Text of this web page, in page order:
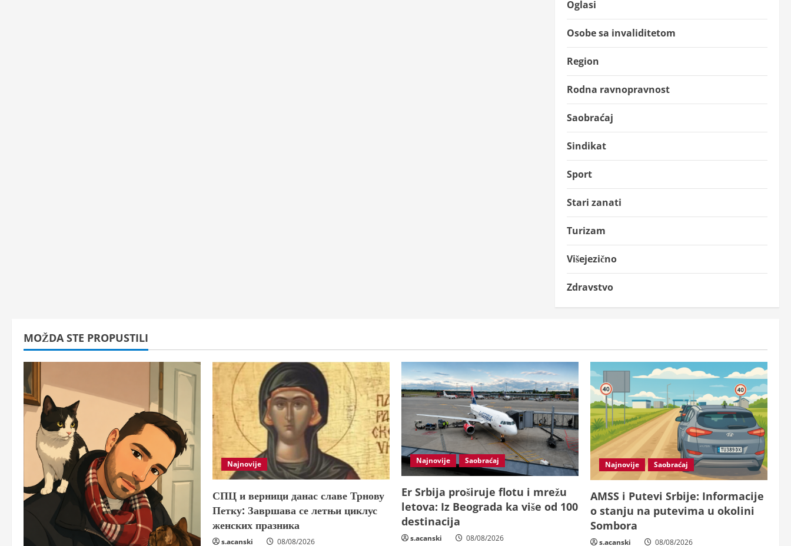
Oglasi
Osobe sa invaliditetom
Region
Rodna ravnopravnost
Saobraćaj
Sindikat
Sport
Stari zanati
Turizam
Višejezično
Zdravstvo
MOŽDA STE PROPUSTILI
Najnovije
СПЦ и верници данас славе Трнову
Петку: Завршава се летњи циклус
женских празника
s.acanski 08/08/2026
Najnovije Saobraćaj
Er Srbija proširuje flotu i mrežu
letova: Iz Beograda ka više od 100
destinacija
s.acanski 08/08/2026
Najnovije Saobraćaj
AMSS i Putevi Srbije: Informacije
o stanju na putevima u okolini
Sombora
s.acanski 08/08/2026